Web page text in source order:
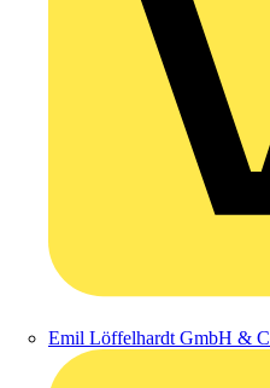
Emil Löffelhardt GmbH &